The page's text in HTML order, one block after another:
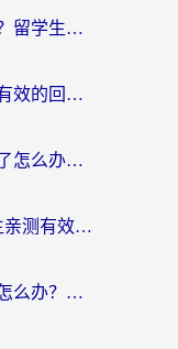
腾讯视频在英国用不了怎么办？留学生亲测有效的回国加速器指南
国外电影怎么看？海外党亲测有效的回国加速器选择指南
国家政务服务平台在缅甸用不了怎么办？海外华人必看的回国加速全攻略
海外看不了b站怎么办？留学生亲测有效的回国加速器选择攻略，解决豆瓣音乐、美团外卖难题
在新西兰用千千音乐地区限制怎么办？海外华人必备的回国加速解决方案